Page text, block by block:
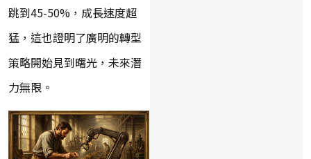
跳到45-50%，成長速度超
猛，這也證明了廣明的轉型
策略開始見到曙光，未來潛
力無限。